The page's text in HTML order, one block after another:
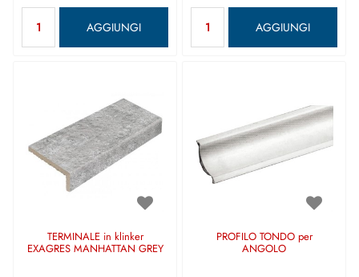
AGGIUNGI AGGIUNGI
TERMINALE in klinker
EXAGRES MANHATTAN GREY
PROFILO TONDO per
ANGOLO